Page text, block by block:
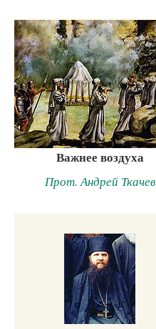
Важнее воздуха
Прот. Андрей Ткачев